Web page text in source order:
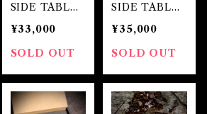
SIDE TABLE
【極】(フレー
ムのみ)
¥33,000
SOLD OUT
SIDE TABLE
【極】(天板セ
ット)
¥35,000
SOLD OUT